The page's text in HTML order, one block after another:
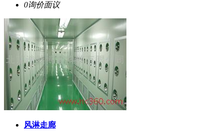
0询价面议
风淋走廊